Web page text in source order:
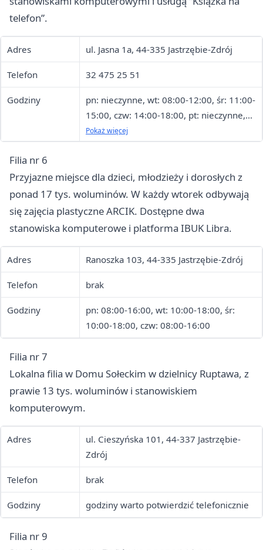
telefon”.
Adres ul. Jasna 1a, 44-335 Jastrzębie-Zdrój
Telefon 32 475 25 51
Godziny
pn: nieczynne, wt: 08:00-12:00, śr: 11:00-
15:00, czw: 14:00-18:00, pt: nieczynne,
sob: nieczynne
Pokaż więcej
Filia nr 6
Przyjazne miejsce dla dzieci, młodzieży i dorosłych z
ponad 17 tys. woluminów. W każdy wtorek odbywają
się zajęcia plastyczne ARCIK. Dostępne dwa
stanowiska komputerowe i platforma IBUK Libra.
Adres Ranoszka 103, 44-335 Jastrzębie-Zdrój
Telefon brak
Godziny
pn: 08:00-16:00, wt: 10:00-18:00, śr:
10:00-18:00, czw: 08:00-16:00
Filia nr 7
Lokalna filia w Domu Sołeckim w dzielnicy Ruptawa, z
prawie 13 tys. woluminów i stanowiskiem
komputerowym.
Adres
ul. Cieszyńska 101, 44-337 Jastrzębie-
Zdrój
Telefon brak
Godziny godziny warto potwierdzić telefonicznie
Filia nr 9